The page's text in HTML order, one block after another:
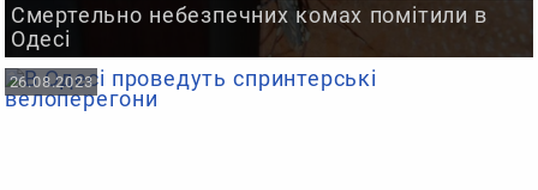
Смертельно небезпечних комах помітили в
Одесі
26.08.2023